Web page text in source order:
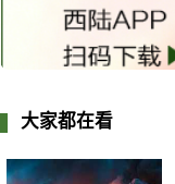
大家都在看